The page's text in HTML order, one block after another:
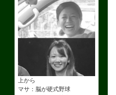
上から
マサ：脳が硬式野球